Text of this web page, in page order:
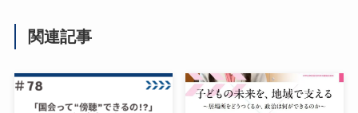
関連記事